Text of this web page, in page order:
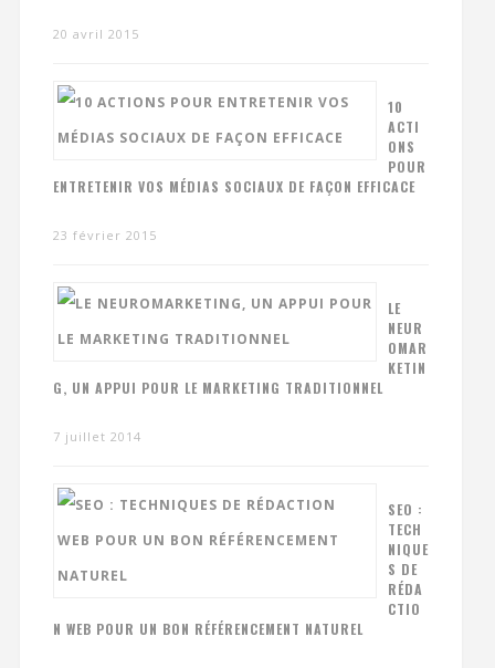
20 avril 2015
10
ACTI
ONS
POUR
ENTRETENIR VOS MÉDIAS SOCIAUX DE FAÇON EFFICACE
23 février 2015
LE
NEUR
OMAR
KETIN
G, UN APPUI POUR LE MARKETING TRADITIONNEL
7 juillet 2014
SEO :
TECH
NIQUE
S DE
RÉDA
CTIO
N WEB POUR UN BON RÉFÉRENCEMENT NATUREL